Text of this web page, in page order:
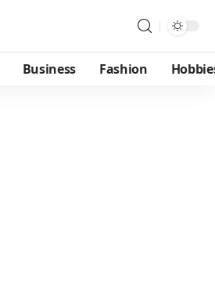
Business Fashion